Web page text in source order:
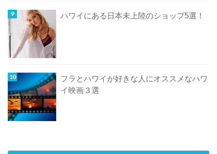
ハワイにある日本未上陸のショップ5選！
フラとハワイが好きな人にオススメなハワ
イ映画３選